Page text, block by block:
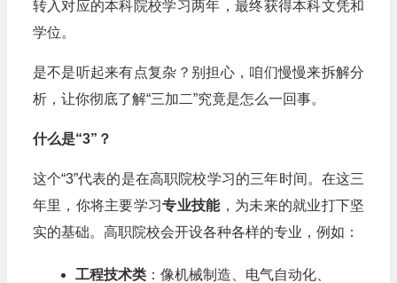
转入对应的本科院校学习两年，最终获得本科文凭和
学位。
是不是听起来有点复杂？别担心，咱们慢慢来拆解分
析，让你彻底了解“三加二”究竟是怎么一回事。
什么是“3”？
这个“3”代表的是在高职院校学习的三年时间。在这三
年里，你将主要学习专业技能，为未来的就业打下坚
实的基础。高职院校会开设各种各样的专业，例如：
工程技术类：像机械制造、电气自动化、